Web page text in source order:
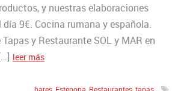
y nuestras elaboraciones
9€. Cocina rumana y española.
y Restaurante SOL y MAR en
leer más
bares Estepona Restaurantes tapas